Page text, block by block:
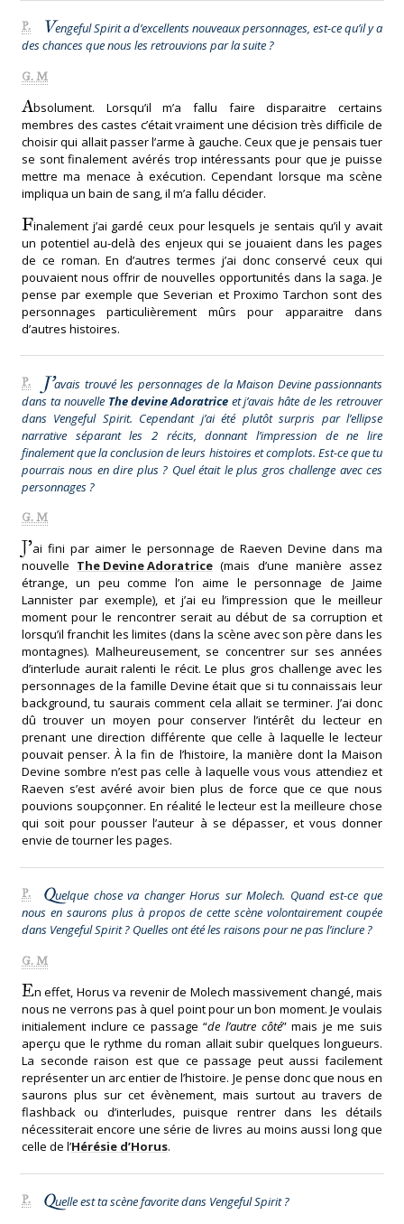
P. Vengeful Spirit a d’excellents nouveaux personnages, est-ce qu’il y a
des chances que nous les retrouvions par la suite ?
G. M
Absolument. Lorsqu’il m’a fallu faire disparaitre certains
membres des castes c’était vraiment une décision très difficile de
choisir qui allait passer l’arme à gauche. Ceux que je pensais tuer
se sont finalement avérés trop intéressants pour que je puisse
mettre ma menace à exécution. Cependant lorsque ma scène
impliqua un bain de sang, il m’a fallu décider.
Finalement j’ai gardé ceux pour lesquels je sentais qu’il y avait
un potentiel au-delà des enjeux qui se jouaient dans les pages
de ce roman. En d’autres termes j’ai donc conservé ceux qui
pouvaient nous offrir de nouvelles opportunités dans la saga. Je
pense par exemple que Severian et Proximo Tarchon sont des
personnages particulièrement mûrs pour apparaitre dans
d’autres histoires.
P. J’avais trouvé les personnages de la Maison Devine passionnants
dans ta nouvelle The devine Adoratriceet j’avais hâte de les retrouver
dans Vengeful Spirit. Cependant j’ai été plutôt surpris par l’ellipse
narrative séparant les 2 récits, donnant l’impression de ne lire
finalement que la conclusion de leurs histoires et complots. Est-ce que tu
pourrais nous en dire plus ? Quel était le plus gros challenge avec ces
personnages ?
G. M
J’ai fini par aimer le personnage de Raeven Devine dans ma
nouvelle The Devine Adoratrice (mais d’une manière assez
étrange, un peu comme l’on aime le personnage de Jaime
Lannister par exemple), et j’ai eu l’impression que le meilleur
moment pour le rencontrer serait au début de sa corruption et
lorsqu’il franchit les limites (dans la scène avec son père dans les
montagnes). Malheureusement, se concentrer sur ses années
d’interlude aurait ralenti le récit. Le plus gros challenge avec les
personnages de la famille Devine était que si tu connaissais leur
background, tu saurais comment cela allait se terminer. J’ai donc
dû trouver un moyen pour conserver l’intérêt du lecteur en
prenant une direction différente que celle à laquelle le lecteur
pouvait penser. À la fin de l’histoire, la manière dont la Maison
Devine sombre n’est pas celle à laquelle vous vous attendiez et
Raeven s’est avéré avoir bien plus de force que ce que nous
pouvions soupçonner. En réalité le lecteur est la meilleure chose
qui soit pour pousser l’auteur à se dépasser, et vous donner
envie de tourner les pages.
P. Quelque chose va changer Horus sur Molech. Quand est-ce que
nous en saurons plus à propos de cette scène volontairement coupée
dans Vengeful Spirit ? Quelles ont été les raisons pour ne pas l’inclure ?
G. M
En effet, Horus va revenir de Molech massivement changé, mais
nous ne verrons pas à quel point pour un bon moment. Je voulais
initialement inclure ce passage “de l’autre côté” mais je me suis
aperçu que le rythme du roman allait subir quelques longueurs.
La seconde raison est que ce passage peut aussi facilement
représenter un arc entier de l’histoire. Je pense donc que nous en
saurons plus sur cet évènement, mais surtout au travers de
flashback ou d’interludes, puisque rentrer dans les détails
nécessiterait encore une série de livres au moins aussi long que
celle de l’Hérésie d’Horus.
P. Quelle est ta scène favorite dans Vengeful Spirit ?